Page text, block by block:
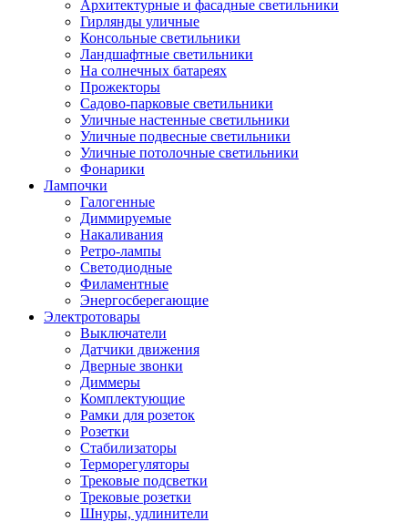
Архитектурные и фасадные светильники
Гирлянды уличные
Консольные светильники
Ландшафтные светильники
На солнечных батареях
Прожекторы
Садово-парковые светильники
Уличные настенные светильники
Уличные подвесные светильники
Уличные потолочные светильники
Фонарики
Лампочки
Галогенные
Диммируемые
Накаливания
Ретро-лампы
Светодиодные
Филаментные
Энергосберегающие
Электротовары
Выключатели
Датчики движения
Дверные звонки
Диммеры
Комплектующие
Рамки для розеток
Розетки
Стабилизаторы
Терморегуляторы
Трековые подсветки
Трековые розетки
Шнуры, удлинители